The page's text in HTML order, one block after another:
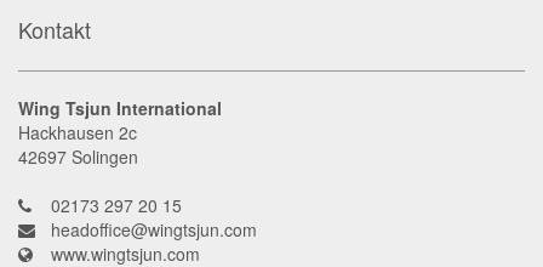
Kontakt
Wing Tsjun International
Hackhausen 2c
42697 Solingen
02173 297 20 15
headoffice@wingtsjun.com
www.wingtsjun.com